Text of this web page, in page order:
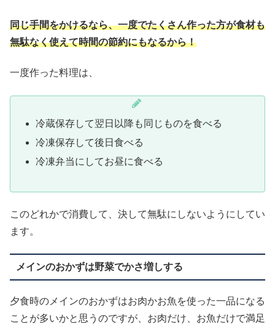
同じ手間をかけるなら、一度でたくさん作った方が食材も
無駄なく使えて時間の節約にもなるから！
一度作った料理は、
冷蔵保存して翌日以降も同じものを食べる
冷凍保存して後日食べる
冷凍弁当にしてお昼に食べる
このどれかで消費して、決して無駄にしないようにしてい
ます。
メインのおかずは野菜でかさ増しする
夕食時のメインのおかずはお肉かお魚を使った一品になる
ことが多いかと思うのですが、お肉だけ、お魚だけで満足